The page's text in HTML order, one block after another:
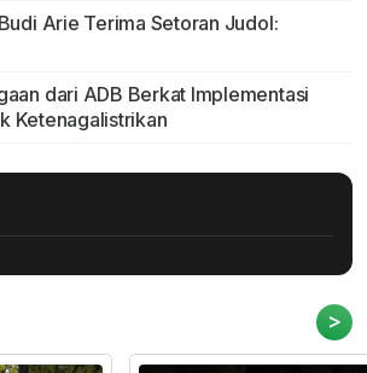
Arie Terima Setoran Judol:
dari ADB Berkat Implementasi
Ketenagalistrikan
>